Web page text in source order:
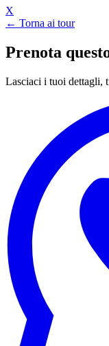
X
← Torna ai tour
Prenota
Lasciaci i tuoi dettagli,